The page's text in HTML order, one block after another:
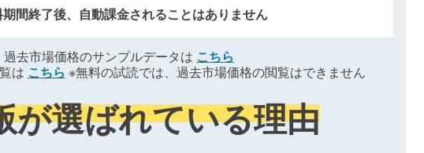
間終了後、自動課金されることはありません
過去市場価格のサンプルデータは こちら
は こちら ※無料の試読では、過去市場価格の閲覧はできません
が選ばれている理由